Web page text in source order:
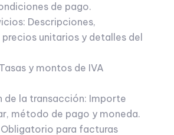
de pago.
Descripciones,
unitarios y detalles del
y montos de IVA
de la transacción: Importe
método de pago y moneda.
Obligatorio para facturas